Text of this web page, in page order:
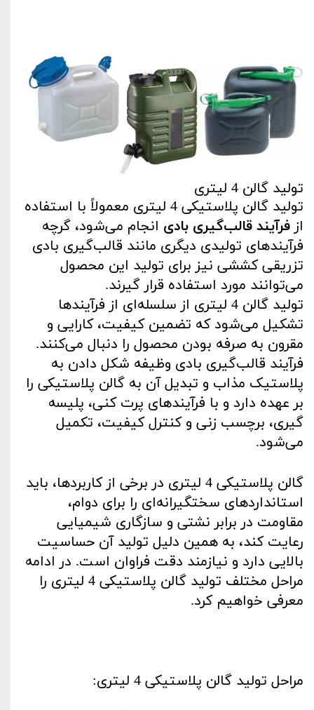
تولید گالن 4 لیتری
تولید گالن پلاستیکی 4 لیتری معمولاً با استفاده
از فرآیند قالب‌گیری بادی انجام می‌شود، گرچه
فرآیندهای تولیدی دیگری مانند قالب‌گیری بادی
تزریقی کششی نیز برای تولید این محصول
می‌توانند مورد استفاده قرار گیرند.
تولید گالن 4 لیتری از سلسله‌ای از فرآیندها
تشکیل می‌شود که تضمین کیفیت، کارایی و
مقرون به صرفه بودن محصول را دنبال می‌کنند.
فرآیند قالب‌گیری بادی وظیفه شکل دادن به
پلاستیک مذاب و تبدیل آن به گالن پلاستیکی را
بر عهده دارد و با فرآیندهای پرت کنی، پلیسه
گیری، برچسب زنی و کنترل کیفیت، تکمیل
می‌شود.
گالن پلاستیکی 4 لیتری در برخی از کاربردها، باید
استانداردهای سختگیرانه‌ای را برای دوام،
مقاومت در برابر نشتی و سازگاری شیمیایی
رعایت کند، به همین دلیل تولید آن حساسیت
بالایی دارد و نیازمند دقت فراوان است. در ادامه
مراحل مختلف تولید گالن پلاستیکی 4 لیتری را
معرفی خواهیم کرد.
مراحل تولید گالن پلاستیکی 4 لیتری :